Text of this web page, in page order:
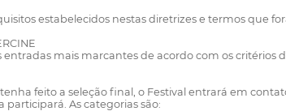
estabelecidos nestas diretrizes e termos que
mais marcantes de acordo com os
feito a seleção final, o Festival entrará em
As categorias são: